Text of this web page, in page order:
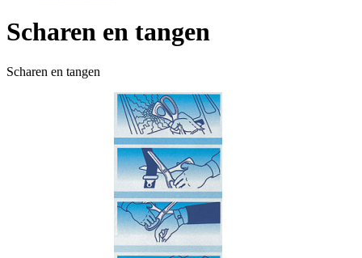
Scharen en tangen
Scharen en tangen